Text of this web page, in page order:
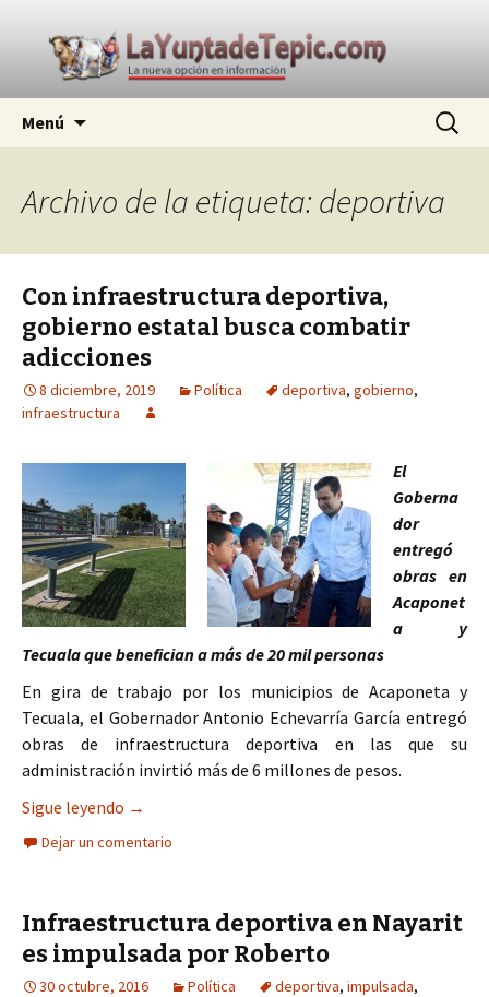
La Yunta de Tepic
La nueva opción en información
Menú Buscar:
Archivo de la etiqueta: deportiva
Con infraestructura deportiva,
gobierno estatal busca combatir
adicciones
8 diciembre, 2019 Política deportiva, gobierno,
infraestructura
El
Goberna
dor
entregó
obras en
Acaponet
a y
Tecuala que benefician a más de 20 mil personas
En gira de trabajo por los municipios de Acaponeta y
Tecuala, el Gobernador Antonio Echevarría García entregó
obras de infraestructura deportiva en las que su
administración invirtió más de 6 millones de pesos.
Sigue leyendo Con infraestructura deportiva, gobierno estatal
→
Dejar un comentario
Infraestructura deportiva en Nayarit
es impulsada por Roberto
30 octubre, 2016 Política deportiva, impulsada,